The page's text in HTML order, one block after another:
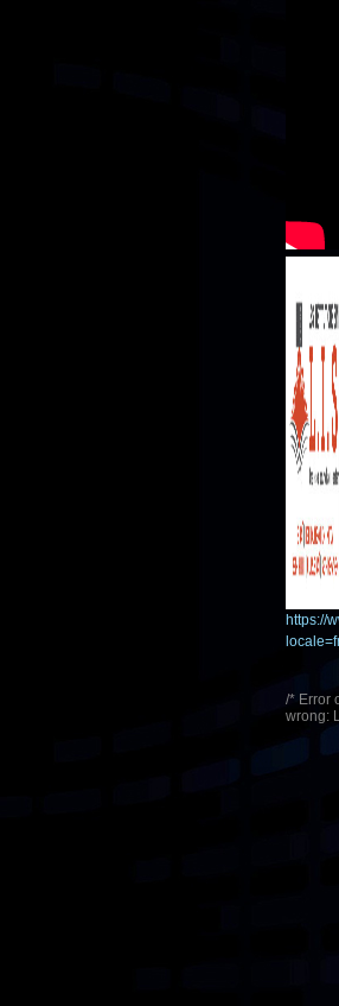
https://
/* Error
wrong: